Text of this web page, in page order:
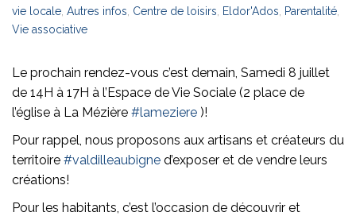
vie locale Autres infos Centre de loisirs Eldor'Ados Parentalité
Vie associative
Le prochain rendez-vous c’est demain, Samedi 8 juillet
de 14H à 17H à l’Espace de Vie Sociale (2 place de
l’église à La Mézière #lameziere )!
Pour rappel, nous proposons aux artisans et créateurs du
territoire #valdilleaubigne d’exposer et de vendre leurs
créations!
Pour les habitants, c’est l’occasion de découvrir et